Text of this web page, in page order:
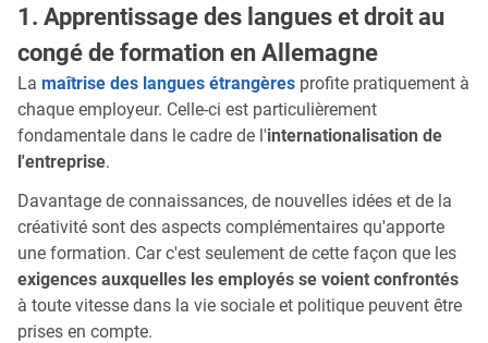
1. Apprentissage des langues et droit au
congé de formation en Allemagne
La maîtrise des langues étrangères profite pratiquement à
chaque employeur. Celle-ci est particulièrement
fondamentale dans le cadre de l'internationalisation de
l'entreprise.
Davantage de connaissances, de nouvelles idées et de la
créativité sont des aspects complémentaires qu'apporte
une formation. Car c'est seulement de cette façon que les
exigences auxquelles les employés se voient confrontés
à toute vitesse dans la vie sociale et politique peuvent être
prises en compte.